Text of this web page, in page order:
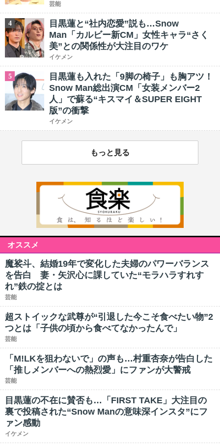
芸能
4
目黒蓮と“社内恋愛”説も…Snow
Man「カルビー新CM」女性キャラ“さく
美”との関係性が大注目のワケ
イケメン
5
目黒蓮も入れた「9脚の椅子」も胸アツ！
Snow Man総出演CM「女装メンバー2
人」で蘇る“キスマイ＆SUPER EIGHT
版”の衝撃
イケメン
もっと見る
オススメ
魔裟斗、結婚19年で変化した夫婦のパワーバランス
を告白 妻・矢沢心に課していた“モラハラすれす
れ”鉄の掟とは
芸能
超ストイックな武尊が“引退した今こそ食べたい物”2
つとは「子供の頃から食べてなかったんで」
芸能
「M!LKを狙わないで」の声も…村重杏奈が告白した
「推しメンバーへの熱烈愛」にファンが大警戒
芸能
目黒蓮の不在に賛否も…「FIRST TAKE」大注目の
裏で投稿された“Snow Manの意味深インスタ”にフ
ァン感動
イケメン